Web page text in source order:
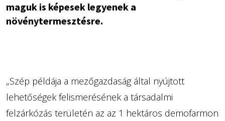
maguk is képesek legyenek a
növénytermesztésre.
„Szép példája a mezőgazdaság által nyújtott
lehetőségek felismerésének a társadalmi
felzárkózás területén az az 1 hektáros demofarmon